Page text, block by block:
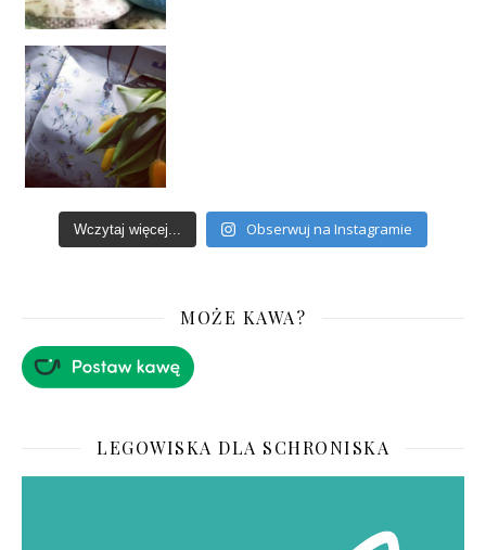
Wczytaj więcej... Obserwuj na Instagramie
MOŻE KAWA?
LEGOWISKA DLA SCHRONISKA